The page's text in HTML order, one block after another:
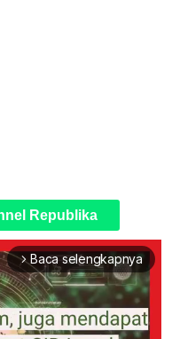
Republika
arrow_forward_ios Baca selengkapnya